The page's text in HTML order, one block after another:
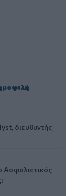
διευθυντής
Ασφαλιστικός